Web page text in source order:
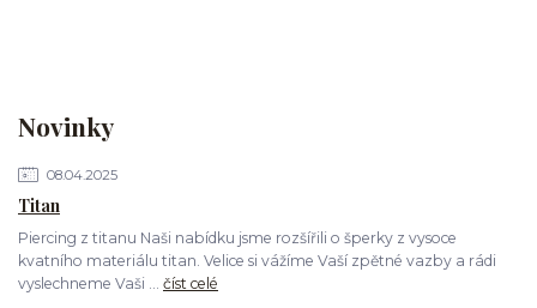
Novinky
08.04.2025
Titan
Piercing z titanu Naši nabídku jsme rozšířili o šperky z vysoce
kvatního materiálu titan. Velice si vážíme Vaší zpětné vazby a rádi
vyslechneme Vaši ... číst celé